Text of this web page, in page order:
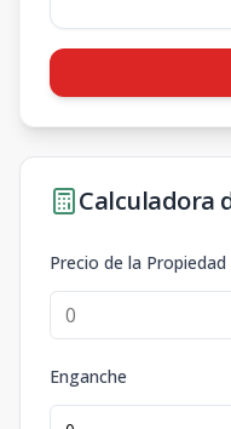
Calculadora
Precio de la Propiedad
Enganche